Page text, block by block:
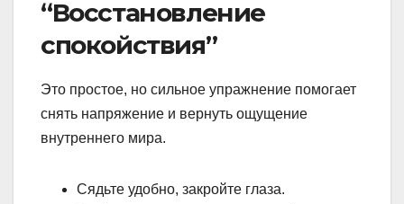
“Восстановление
спокойствия”
Это простое, но сильное упражнение помогает
снять напряжение и вернуть ощущение
внутреннего мира.
Сядьте удобно, закройте глаза.